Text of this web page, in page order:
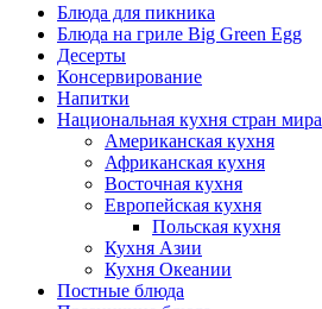
Блюда для пикника
Блюда на гриле Big Green Egg
Десерты
Консервирование
Напитки
Национальная кухня стран мира
Американская кухня
Африканская кухня
Восточная кухня
Европейская кухня
Польская кухня
Кухня Азии
Кухня Океании
Постные блюда